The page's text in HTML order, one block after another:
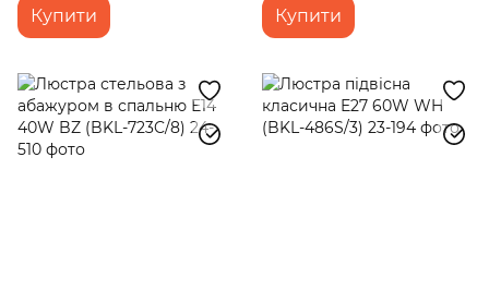
Купити Купити